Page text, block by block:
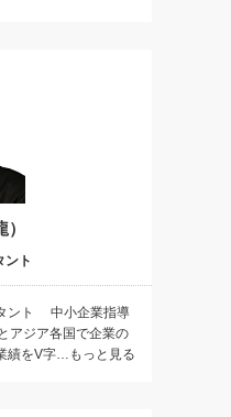
ント
ント 中小企業指導
アジア各国で企業の
績をV字…もっと見る